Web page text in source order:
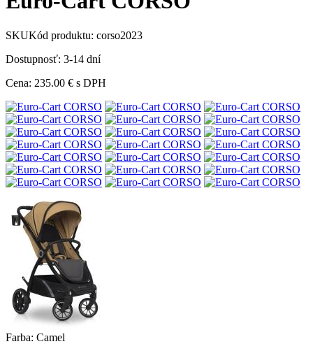
SKUKód produktu: corso2023
Dostupnosť: 3-14 dní
Cena: 235.00 € s DPH
Farba: Camel